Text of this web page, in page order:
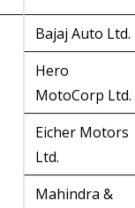
Bajaj Auto Ltd.
Hero
MotoCorp Ltd.
Eicher Motors
Ltd.
Mahindra &